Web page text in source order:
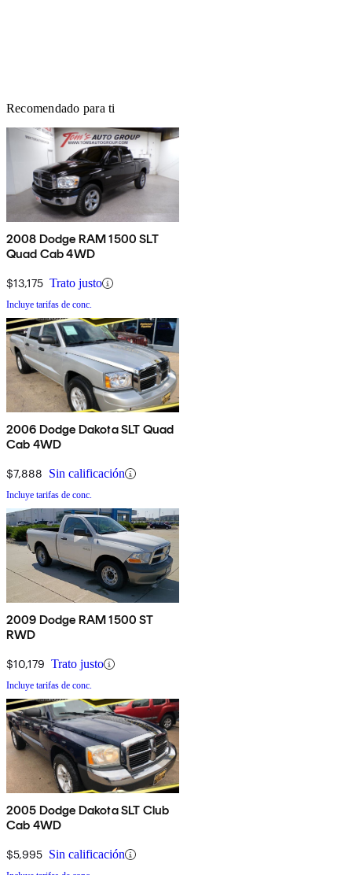
Recomendado para ti
2008 Dodge RAM 1500 SLT
Quad Cab 4WD
$13,175 Trato justo
Incluye tarifas de conc.
2006 Dodge Dakota SLT Quad
Cab 4WD
$7,888 Sin calificación
Incluye tarifas de conc.
2009 Dodge RAM 1500 ST
RWD
$10,179 Trato justo
Incluye tarifas de conc.
2005 Dodge Dakota SLT Club
Cab 4WD
$5,995 Sin calificación